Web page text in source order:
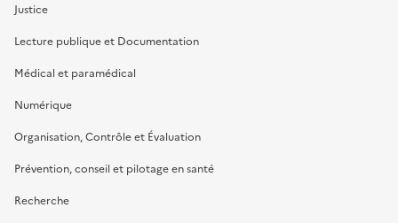
Justice
Lecture publique et Documentation
Médical et paramédical
Numérique
Organisation, Contrôle et Évaluation
Prévention, conseil et pilotage en santé
Recherche